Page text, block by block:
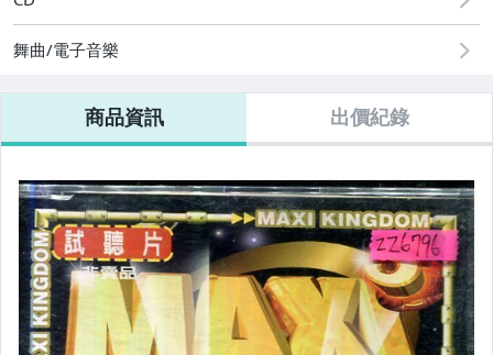
舞曲/電子音樂
商品資訊 出價紀錄